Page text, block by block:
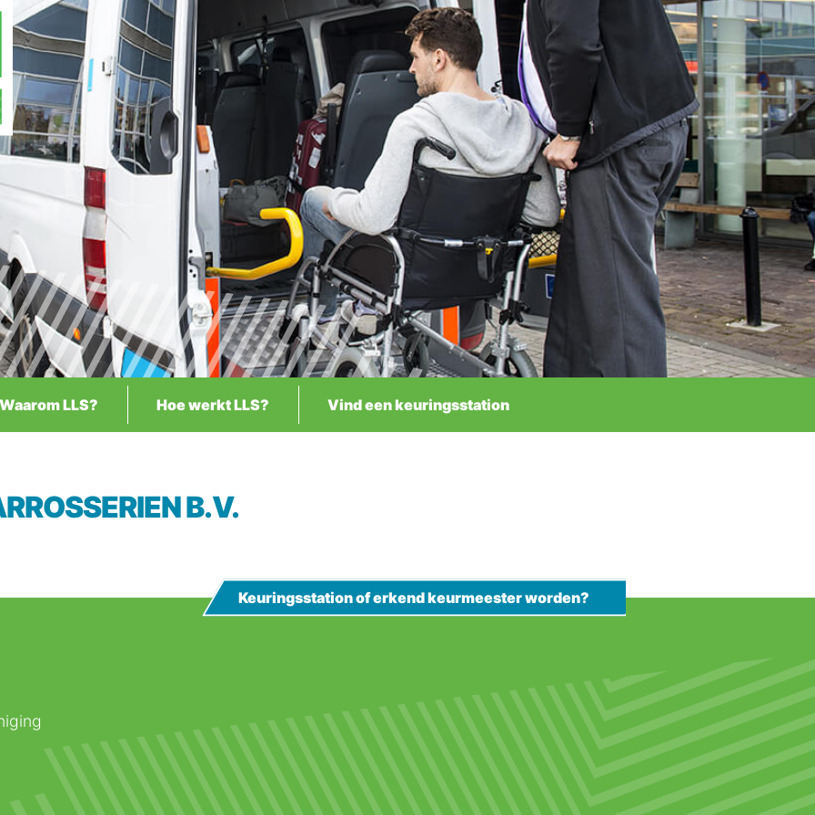
Waarom LLS? Hoe werkt LLS? Vind een keuringsstation
B.V.
Keuringsstation of erkend keurmeester worden?